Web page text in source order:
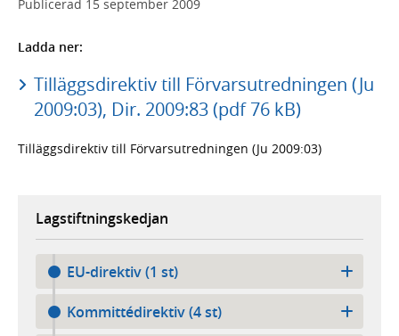
Publicerad 15 september 2009
Ladda ner:
Tilläggsdirektiv till Förvarsutredningen (Ju
2009:03), Dir. 2009:83 (pdf 76 kB)
Tilläggsdirektiv till Förvarsutredningen (Ju 2009:03)
Lagstiftningskedjan
EU-direktiv (1 st)
Kommittédirektiv (4 st)